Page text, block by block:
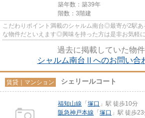
築年数：築39年
階数：3階建
こだわりポイント満載のシャルム南台◎最寄が2駅
な物件だといえます◎興味を持った方は是非お気軽
過去に掲載していた物件
シャルム南台Ⅱへのお問い合
賃貸｜マンション シェリールコート
福知山線 「 塚口 」駅 徒歩10分
阪急神戸本線 「 塚口 」駅 徒歩